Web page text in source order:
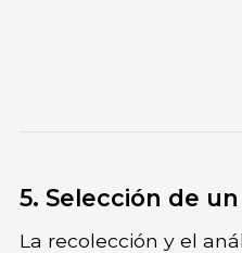
5. Selección de
La recolección y el